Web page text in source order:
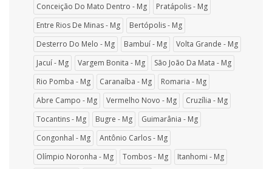
Conceição Do Mato Dentro - Mg
Pratápolis - Mg
Entre Rios De Minas - Mg
Bertópolis - Mg
Desterro Do Melo - Mg
Bambuí - Mg
Volta Grande - Mg
Jacuí - Mg
Vargem Bonita - Mg
São João Da Mata - Mg
Rio Pomba - Mg
Caranaíba - Mg
Romaria - Mg
Abre Campo - Mg
Vermelho Novo - Mg
Cruzília - Mg
Tocantins - Mg
Bugre - Mg
Guimarânia - Mg
Congonhal - Mg
Antônio Carlos - Mg
Olímpio Noronha - Mg
Tombos - Mg
Itanhomi - Mg